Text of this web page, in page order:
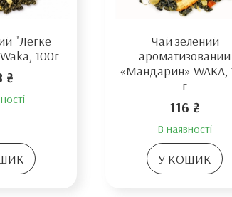
"Легке
100г
₴
Чай зелений
ароматизований
«Мандарин» WAKA,
г
116 ₴
В наявності
У КОШИК